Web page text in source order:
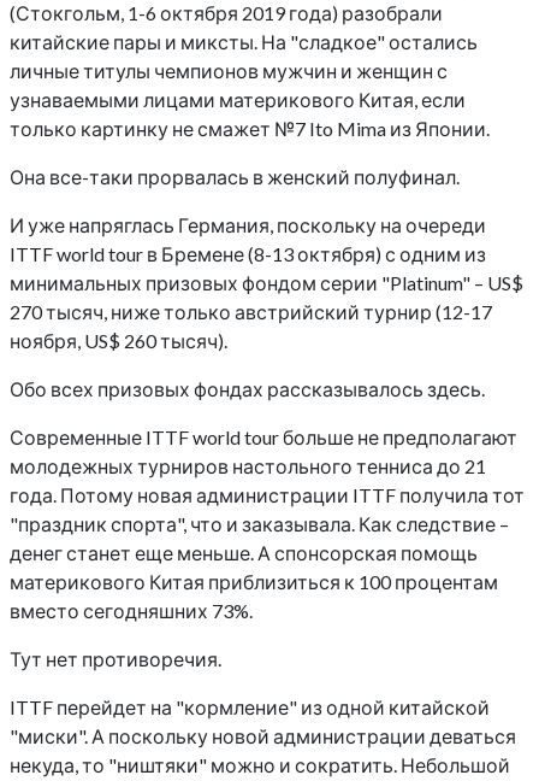
(Стокгольм, 1-6 октября 2019 года) разобрали
китайские пары и миксты. На "сладкое" остались
личные титулы чемпионов мужчин и женщин с
узнаваемыми лицами материкового Китая, если
только картинку не смажет №7 Ito Mima из Японии.
Она все-таки прорвалась в женский полуфинал.
И уже напряглась Германия, поскольку на очереди
ITTF world tour в Бремене (8-13 октября) с одним из
минимальных призовых фондом серии "Platinum" – US$
270 тысяч, ниже только австрийский турнир (12-17
ноября, US$ 260 тысяч).
Обо всех призовых фондах рассказывалось здесь.
Современные ITTF world tour больше не предполагают
молодежных турниров настольного тенниса до 21
года. Потому новая администрации ITTF получила тот
"праздник спорта", что и заказывала. Как следствие –
денег станет еще меньше. А спонсорская помощь
материкового Китая приблизиться к 100 процентам
вместо сегодняшних 73%.
Тут нет противоречия.
ITTF перейдет на "кормление" из одной китайской
"миски". А поскольку новой администрации деваться
некуда, то "ништяки" можно и сократить. Небольшой